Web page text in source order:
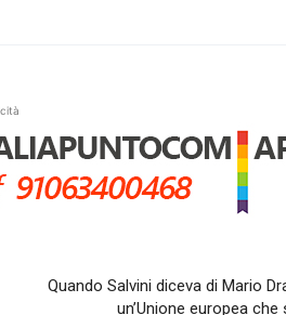
Quando Salvini diceva di Mario
un’Unione europea